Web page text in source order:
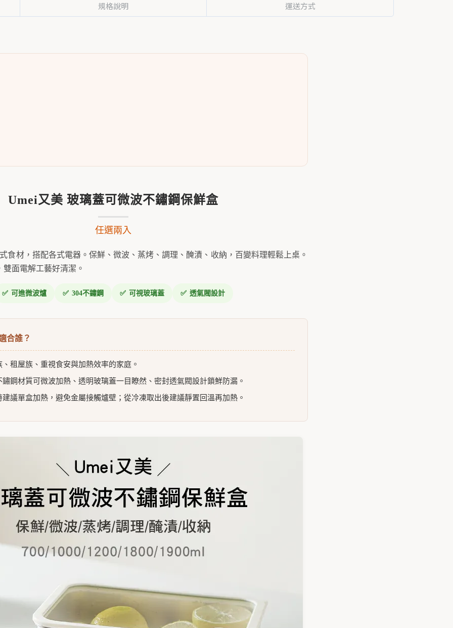
規格說明 運送方式
Umei又美 玻璃蓋可微波不鏽鋼保鮮盒
任選兩入
食材，搭配各式電器。保鮮、微波、蒸烤、調理、醃漬、收納，百變料理輕鬆上桌。
面電解工藝好清潔。
可進微波爐 304不鏽鋼 可視玻璃蓋 透氣閥設計
合誰？
、租屋族、重視食安與加熱效率的家庭。
鏽鋼材質可微波加熱、透明玻璃蓋一目瞭然、密封透氣閥設計鎖鮮防漏。
建議單盒加熱，避免金屬接觸爐壁；從冷凍取出後建議靜置回溫再加熱。